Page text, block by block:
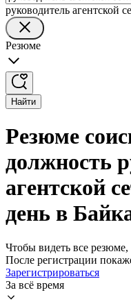
руководитель агентской
Резюме
Найти
Резюме
должность
агентской
день в
Чтобы видеть все резюме,
После регистрации
Зарегистрироваться
За всё время